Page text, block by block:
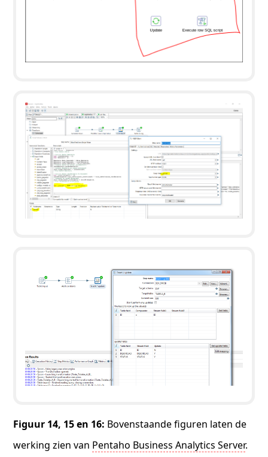
Figuur 14, 15 en 16: Bovenstaande figuren laten de
werking zien van Pentaho Business Analytics Server.